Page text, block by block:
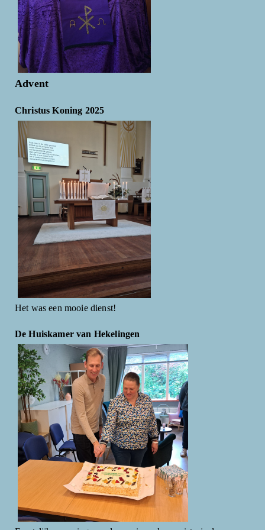
Advent
Christus Koning 2025
Het was een mooie dienst!
De Huiskamer van Hekelingen